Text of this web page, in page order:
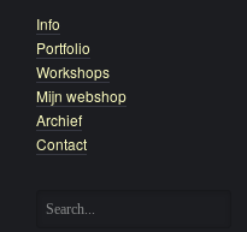
Info
Portfolio
Workshops
Mijn webshop
Archief
Contact